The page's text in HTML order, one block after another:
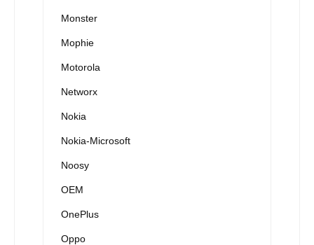
Monster
Mophie
Motorola
Networx
Nokia
Nokia-Microsoft
Noosy
OEM
OnePlus
Oppo